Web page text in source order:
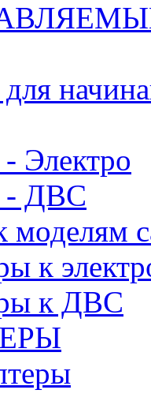
Электро
- ДВС
моделям
к
к ДВС